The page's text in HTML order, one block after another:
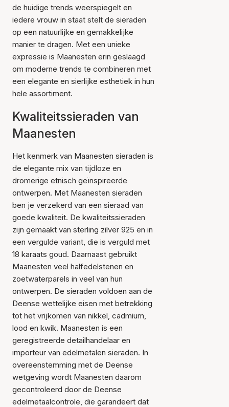
de huidige trends weerspiegelt en
iedere vrouw in staat stelt de sieraden
op een natuurlijke en gemakkelijke
manier te dragen. Met een unieke
expressie is Maanesten erin geslaagd
om moderne trends te combineren met
een elegante en sierlijke esthetiek in hun
hele assortiment.
Kwaliteitssieraden van
Maanesten
Het kenmerk van Maanesten sieraden is
de elegante mix van tijdloze en
dromerige etnisch geïnspireerde
ontwerpen. Met Maanesten sieraden
ben je verzekerd van een sieraad van
goede kwaliteit. De kwaliteitssieraden
zijn gemaakt van sterling zilver 925 en in
een vergulde variant, die is verguld met
18 karaats goud. Daarnaast gebruikt
Maanesten veel halfedelstenen en
zoetwaterparels in veel van hun
ontwerpen. De sieraden voldoen aan de
Deense wettelijke eisen met betrekking
tot het vrijkomen van nikkel, cadmium,
lood en kwik. Maanesten is een
geregistreerde detailhandelaar en
importeur van edelmetalen sieraden. In
overeenstemming met de Deense
wetgeving wordt Maanesten daarom
gecontroleerd door de Deense
edelmetaalcontrole, die garandeert dat